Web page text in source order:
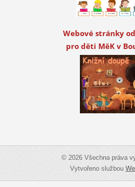
Webové stránky
pro děti MěK v
© 2026 Všechna práva
Vytvořeno službou